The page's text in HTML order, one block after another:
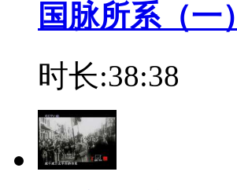
国脉所系（一
时长:38:38